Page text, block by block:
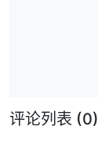
评论列表 (0)